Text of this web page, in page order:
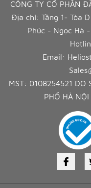
CÔNG TY CỔ PHẦN
Địa chỉ: Tầng 1- Tòa
Phúc - Ngọc Hà
Email:
MST: 0108254521 DO
PHỐ HÀ